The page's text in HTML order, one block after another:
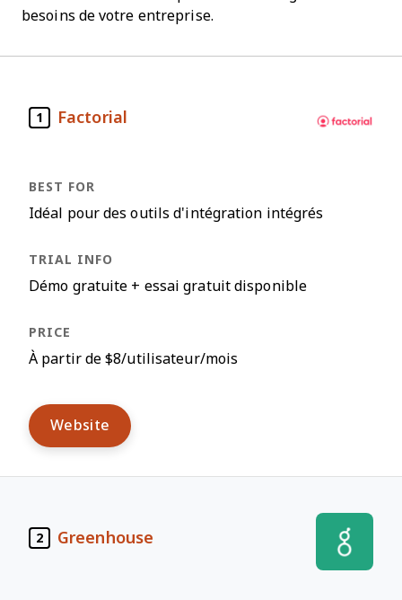
besoins de votre entreprise.
1 Factorial
Idéal pour des outils d'intégration intégrés
Démo gratuite + essai gratuit disponible
À partir de $8/utilisateur/mois
Website
2 Greenhouse